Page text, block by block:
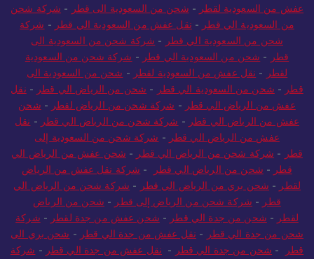
عفش من السعودية لقطر - شحن من السعودية الى قطر - شركة شحن
من السعودية الي قطر - نقل عفش من السعودية الي قطر - شركة
شحن من السعودية الي قطر - شركة شحن من السعودية الى
قطر - شحن من السعودية الي قطر - شركة شحن من السعودية
لقطر - نقل عفش من السعودية لقطر - شحن من السعودية الى
قطر - شحن من السعودية الي قطر - شحن من الرياض الي قطر - نقل
عفش من الرياض الي قطر - شركة شحن من الرياض لقطر - شحن
عفش من الرياض الي قطر - شركة شحن من الرياض الي قطر - نقل
عفش من الرياض الي قطر - شركة شحن من السعودية إلى
قطر - شركة شحن من الرياض الي قطر - شحن عفش من الرياض الي
قطر - شحن من الرياض الي قطر - شركة نقل عفش من الرياض
لقطر - شحن بري من الرياض الي قطر - شركة شحن من الرياض الي
قطر - شركة شحن من الرياض إلى قطر - شحن من الرياض
لقطر - شحن من جدة الي قطر - شحن عفش من جدة لقطر - شركة
شحن من جدة الي قطر - نقل عفش من جدة الي قطر - شحن بري الى
قطر
- شحن من جدة الي قطر - نقل عفش من جدة الي قطر - شركة